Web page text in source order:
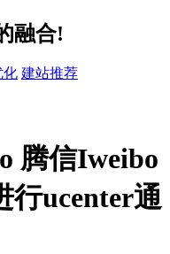
融合!
化 建站推荐
腾信Iweibo
行ucenter通